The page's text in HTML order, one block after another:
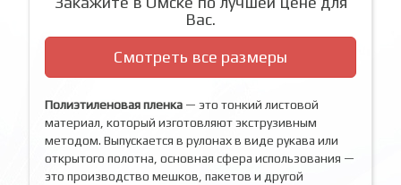
Вас.
Смотреть все размеры
Полиэтиленовая пленка — это тонкий листовой
материал, который изготовляют экструзивным
методом. Выпускается в рулонах в виде рукава или
открытого полотна, основная сфера использования —
это производство мешков, пакетов и другой